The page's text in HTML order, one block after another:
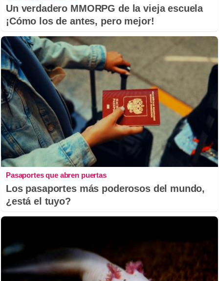
Un verdadero MMORPG de la vieja escuela
¡Cómo los de antes, pero mejor!
Pasaportes que abren puertas
Los pasaportes más poderosos del mundo,
¿está el tuyo?